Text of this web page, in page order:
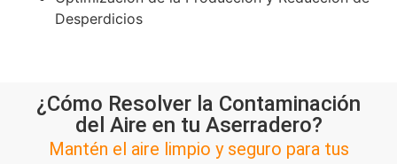
Desperdicios
¿Cómo Resolver la Contaminación
del Aire en tu Aserradero?
Mantén el aire limpio y seguro para tus